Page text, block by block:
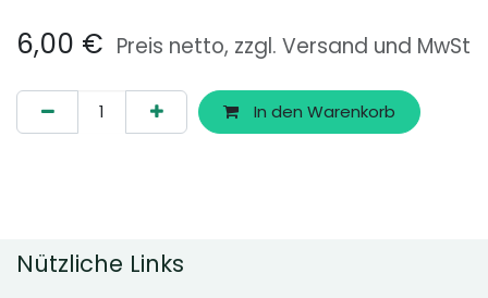
6,00 € Preis netto, zzgl. Versand und MwSt
In den Warenkorb
Nützliche Links